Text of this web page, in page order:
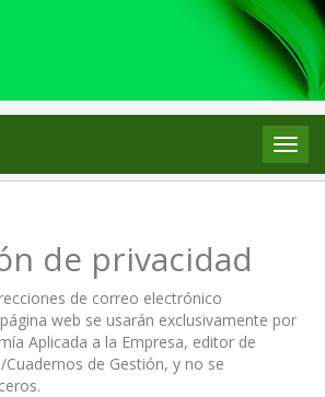
de privacidad
de correo electrónico
web se usarán exclusivamente por
Aplicada a la Empresa, editor de
de Gestión, y no se